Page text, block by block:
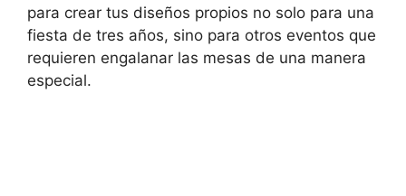
para crear tus diseños propios no solo para una
fiesta de tres años, sino para otros eventos que
requieren engalanar las mesas de una manera
especial.